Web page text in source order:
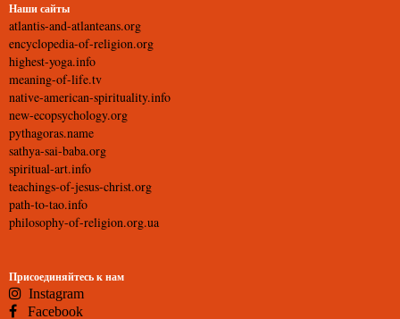
Наши сайты
atlantis-and-atlanteans.org
encyclopedia-of-religion.org
highest-yoga.info
meaning-of-life.tv
native-american-spirituality.info
new-ecopsychology.org
pythagoras.name
sathya-sai-baba.org
spiritual-art.info
teachings-of-jesus-christ.org
path-to-tao.info
philosophy-of-religion.org.ua
Присоединяйтесь к нам
Instagram
Facebook